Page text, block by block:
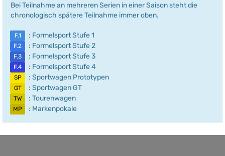
Bei Teilnahme an mehreren Serien in einer Saison steht die
chronologisch spätere Teilnahme immer oben.
F.1 : Formelsport Stufe 1
F.2 : Formelsport Stufe 2
F.3 : Formelsport Stufe 3
F.4 : Formelsport Stufe 4
SP : Sportwagen Prototypen
GT : Sportwagen GT
TW : Tourenwagen
MP : Markenpokale